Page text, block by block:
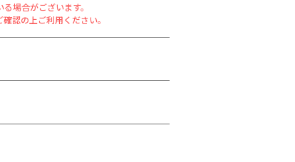
場合がございます。
認の上ご利用ください。